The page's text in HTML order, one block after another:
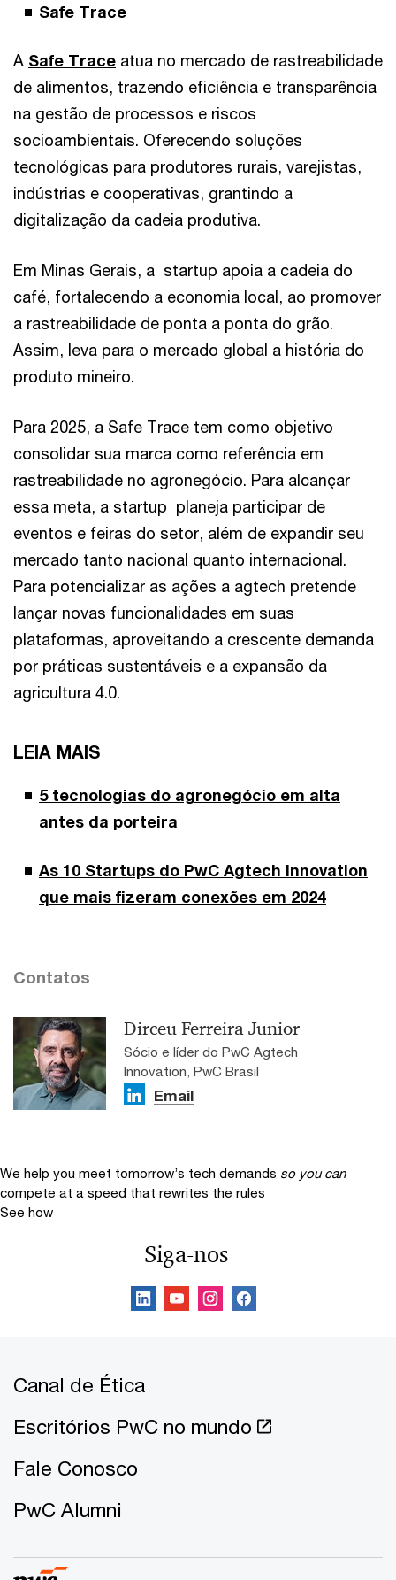
Safe Trace
A Safe Trace atua no mercado de rastreabilidade
de alimentos, trazendo eficiência e transparência
na gestão de processos e riscos
socioambientais. Oferecendo soluções
tecnológicas para produtores rurais, varejistas,
indústrias e cooperativas, grantindo a
digitalização da cadeia produtiva.
Em Minas Gerais, a startup apoia a cadeia do
café, fortalecendo a economia local, ao promover
a rastreabilidade de ponta a ponta do grão.
Assim, leva para o mercado global a história do
produto mineiro.
Para 2025, a Safe Trace tem como objetivo
consolidar sua marca como referência em
rastreabilidade no agronegócio. Para alcançar
essa meta, a startup planeja participar de
eventos e feiras do setor, além de expandir seu
mercado tanto nacional quanto internacional.
Para potencializar as ações a agtech pretende
lançar novas funcionalidades em suas
plataformas, aproveitando a crescente demanda
por práticas sustentáveis e a expansão da
agricultura 4.0.
LEIA MAIS
5 tecnologias do agronegócio em alta
antes da porteira
As 10 Startups do PwC Agtech Innovation
que mais fizeram conexões em 2024
Contatos
Dirceu Ferreira Junior
Sócio e líder do PwC Agtech
Innovation, PwC Brasil
Email
We help you meet tomorrow’s tech demands so you can
compete at a speed that rewrites the rules
See how
Siga-nos
Canal de Ética
Escritórios PwC no mundo
Fale Conosco
PwC Alumni